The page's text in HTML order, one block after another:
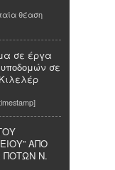
θέαση
σε έργα
σε
ΑΠΟ
ΠΟΤΩΝ Ν.